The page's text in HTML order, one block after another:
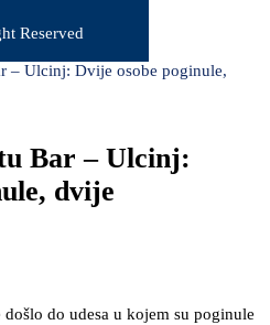
Reserved
– Ulcinj: Dvije osobe poginule,
Bar – Ulcinj:
dvije
do udesa u kojem su poginule